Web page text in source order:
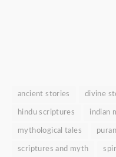
ancient stories divine
hindu scriptures indian
mythological tales
scriptures and myth